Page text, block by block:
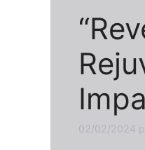
02/02/2024